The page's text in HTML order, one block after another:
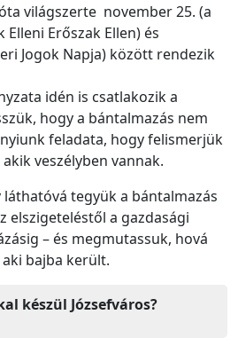
világszerte november 25. (a
Erőszak Ellen) és
Jogok Napja) között rendezik
idén is csatlakozik a
hogy a bántalmazás nem
feladata, hogy felismerjük
veszélyben vannak.
tegyük a bántalmazás
elszigeteléstől a gazdasági
– és megmutassuk, hová
bajba került.
készül Józsefváros?